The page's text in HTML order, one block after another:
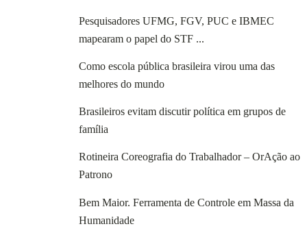
Pesquisadores UFMG, FGV, PUC e IBMEC
mapearam o papel do STF ...
Como escola pública brasileira virou uma das
melhores do mundo
Brasileiros evitam discutir política em grupos de
família
Rotineira Coreografia do Trabalhador – OrAção ao
Patrono
Bem Maior. Ferramenta de Controle em Massa da
Humanidade